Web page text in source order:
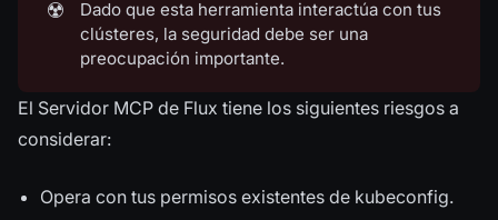
☢️
Dado que esta herramienta interactúa con tus
clústeres, la seguridad debe ser una
preocupación importante.
El Servidor MCP de Flux tiene los siguientes riesgos a
considerar:
Opera con tus permisos existentes de kubeconfig.